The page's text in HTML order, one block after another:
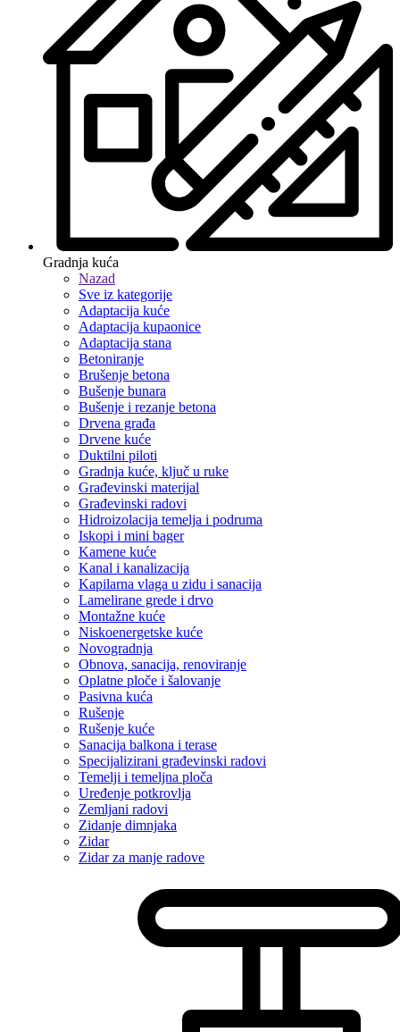
Gradnja kuća
Nazad
Sve iz kategorije
Adaptacija kuće
Adaptacija kupaonice
Adaptacija stana
Betoniranje
Brušenje betona
Bušenje bunara
Bušenje i rezanje betona
Drvena građa
Drvene kuće
Duktilni piloti
Gradnja kuće, ključ u ruke
Građevinski materijal
Građevinski radovi
Hidroizolacija temelja i podruma
Iskopi i mini bager
Kamene kuće
Kanal i kanalizacija
Kapilarna vlaga u zidu i sanacija
Lamelirane grede i drvo
Montažne kuće
Niskoenergetske kuće
Novogradnja
Obnova, sanacija, renoviranje
Oplatne ploče i šalovanje
Pasivna kuća
Rušenje
Rušenje kuće
Sanacija balkona i terase
Specijalizirani građevinski radovi
Temelji i temeljna ploča
Uređenje potkrovlja
Zemljani radovi
Zidanje dimnjaka
Zidar
Zidar za manje radove